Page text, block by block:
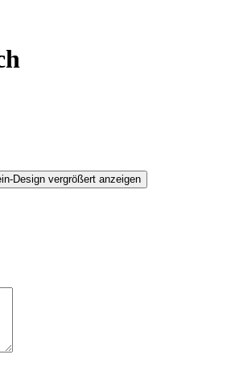
Design vergrößert anzeigen